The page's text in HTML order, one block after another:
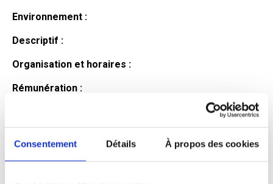
Consentement Détails À propos des cookies
Environnement :
Descriptif :
Organisation et horaires :
Rémunération :
Profil du